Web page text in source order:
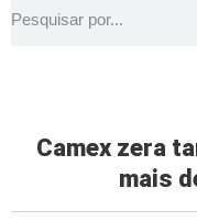
Camex zera
mais